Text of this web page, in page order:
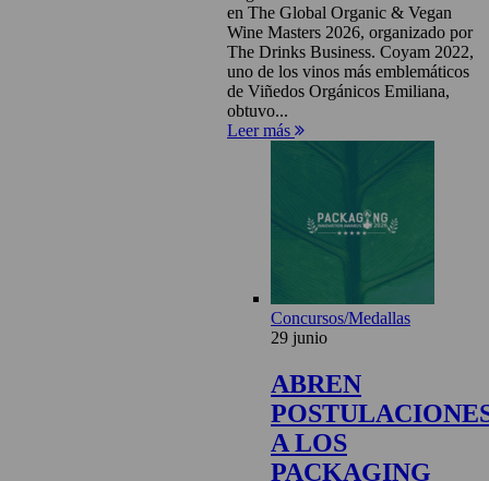
en The Global Organic & Vegan
Wine Masters 2026, organizado por
The Drinks Business. Coyam 2022,
uno de los vinos más emblemáticos
de Viñedos Orgánicos Emiliana,
obtuvo...
Leer más
Concursos/Medallas
29 junio
ABREN
A LOS
PACKAGING